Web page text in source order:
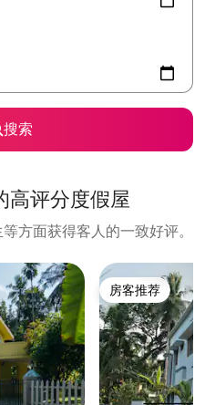
搜索
高评分度假屋
方面获得客人的一致好评。
房客推荐
房客推荐